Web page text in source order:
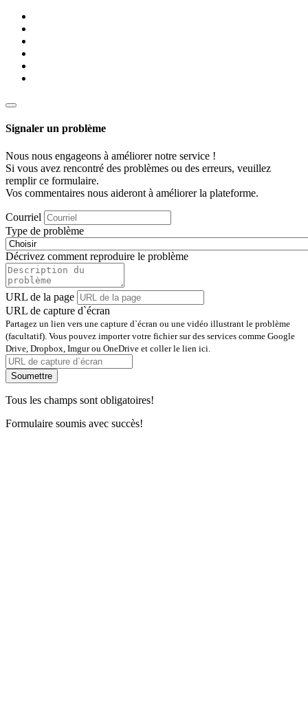
Signaler un problème
Nous nous engageons à améliorer notre service !
Si vous avez rencontré des problèmes ou des erreurs, veuillez
remplir ce formulaire.
Vos commentaires nous aideront à améliorer la plateforme.
Courriel
Type de problème
Décrivez comment reproduire le problème
URL de la page
URL de capture d`écran
Partagez un lien vers une capture d`écran ou une vidéo illustrant le problème
(facultatif). Vous pouvez importer votre fichier sur des services comme Google
Drive, Dropbox, Imgur ou OneDrive et coller le lien ici.
Soumettre
Tous les champs sont obligatoires!
Formulaire soumis avec succès!